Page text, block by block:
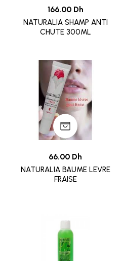
166.00 Dh
NATURALIA SHAMP ANTI
CHUTE 300ML
66.00 Dh
NATURALIA BAUME LEVRE
FRAISE